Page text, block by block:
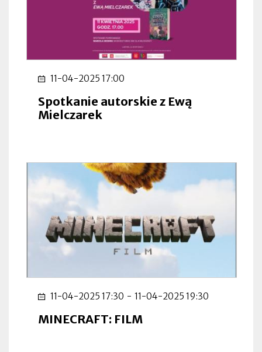
11-04-2025 17:00
Spotkanie autorskie z Ewą
Mielczarek
11-04-2025 17:30 - 11-04-2025 19:30
MINECRAFT: FILM